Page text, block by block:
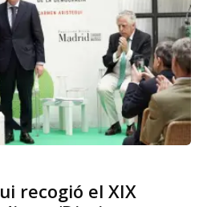
recogió el XIX